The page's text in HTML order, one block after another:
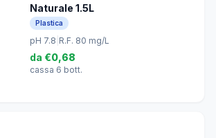
Naturale 1.5L
Plastica
pH 7.8 R.F. 80 mg/L
da €0,68
cassa 6 bott.